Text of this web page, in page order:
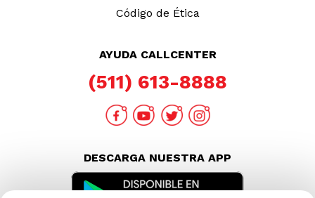
Código de Ética
AYUDA CALLCENTER
(511) 613-8888
DESCARGA NUESTRA APP